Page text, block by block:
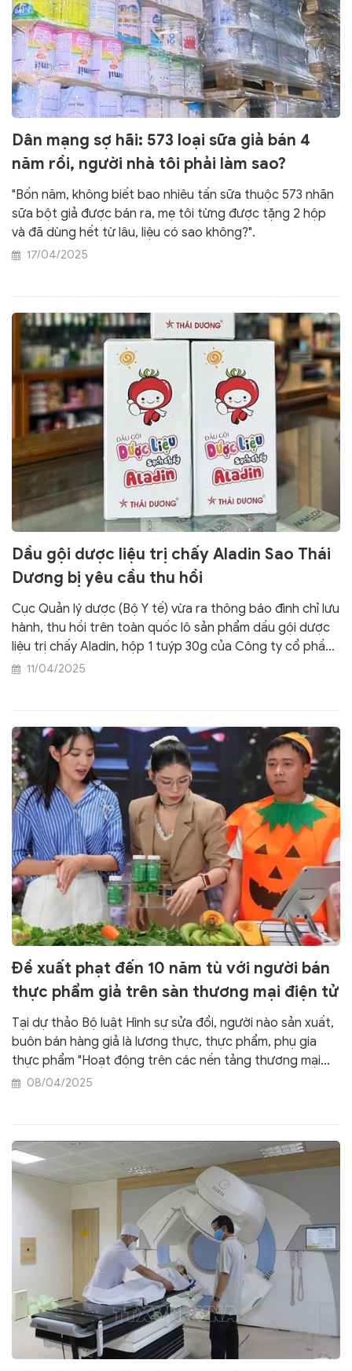
Dân mạng sợ hãi: 573 loại sữa giả bán 4
năm rồi, người nhà tôi phải làm sao?
"Bốn năm, không biết bao nhiêu tấn sữa thuộc 573 nhãn
sữa bột giả được bán ra, mẹ tôi từng được tặng 2 hộp
và đã dùng hết từ lâu, liệu có sao không?".
17/04/2025
Dầu gội dược liệu trị chấy Aladin Sao Thái
Dương bị yêu cầu thu hồi
Cục Quản lý dược (Bộ Y tế) vừa ra thông báo đình chỉ lưu
hành, thu hồi trên toàn quốc lô sản phẩm dầu gội dược
liệu trị chấy Aladin, hộp 1 tuýp 30g của Công ty cổ phần
Sao Thái Dương sản xuất.
11/04/2025
Đề xuất phạt đến 10 năm tù với người bán
thực phẩm giả trên sàn thương mại điện tử
Tại dự thảo Bộ luật Hình sự sửa đổi, người nào sản xuất,
buôn bán hàng giả là lương thực, thực phẩm, phụ gia
thực phẩm "Hoạt động trên các nền tảng thương mại
điện tử có từ 500 người tiếp cận trở lên" bị đề xuất mức
08/04/2025